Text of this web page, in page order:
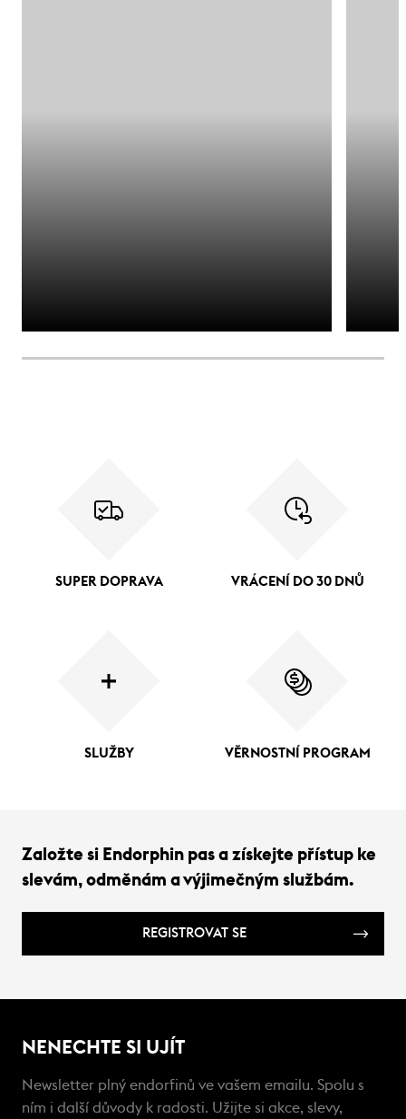
SUPER DOPRAVA VRÁCENÍ DO 30 DNŮ
SLUŽBY VĚRNOSTNÍ PROGRAM
Založte si Endorphin pas a získejte přístup ke
slevám, odměnám a výjimečným službám.
REGISTROVAT SE
NENECHTE SI UJÍT
Newsletter plný endorfinů ve vašem emailu. Spolu s
ním i další důvody k radosti. Užijte si akce, slevy,